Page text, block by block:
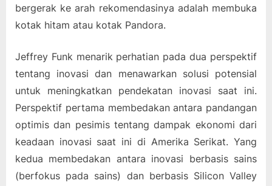
bergerak ke arah rekomendasinya adalah membuka
kotak hitam atau kotak Pandora.
Jeffrey Funk menarik perhatian pada dua perspektif
tentang inovasi dan menawarkan solusi potensial
untuk meningkatkan pendekatan inovasi saat ini.
Perspektif pertama membedakan antara pandangan
optimis dan pesimis tentang dampak ekonomi dari
keadaan inovasi saat ini di Amerika Serikat. Yang
kedua membedakan antara inovasi berbasis sains
(berfokus pada sains) dan berbasis Silicon Valley